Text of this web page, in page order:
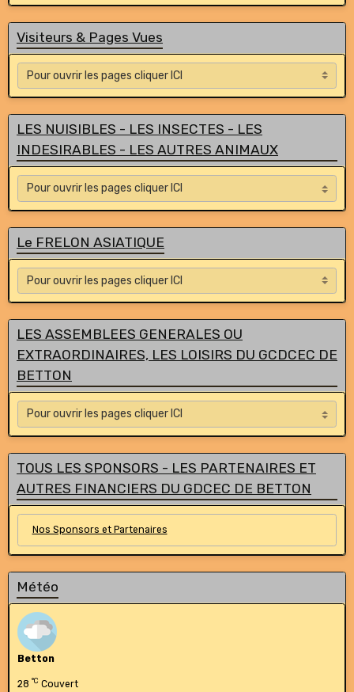
Visiteurs & Pages Vues
LES NUISIBLES - LES INSECTES - LES
INDESIRABLES - LES AUTRES ANIMAUX
Le FRELON ASIATIQUE
LES ASSEMBLEES GENERALES OU
EXTRAORDINAIRES, LES LOISIRS DU GCDCEC DE
BETTON
TOUS LES SPONSORS - LES PARTENAIRES ET
AUTRES FINANCIERS DU GDCEC DE BETTON
Nos Sponsors et Partenaires
Météo
Betton
28 °C Couvert